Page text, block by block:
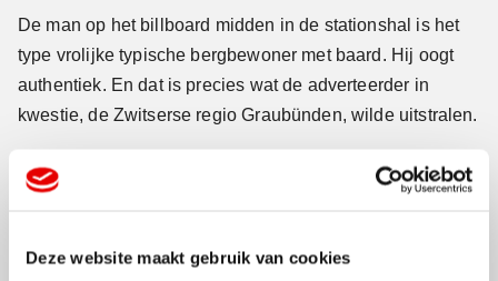
Deze website maakt gebruik van cookies
De man op het billboard midden in de stationshal is het
type vrolijke typische bergbewoner met baard. Hij oogt
authentiek. En dat is precies wat de adverteerder in
kwestie, de Zwitserse regio Graubünden, wilde uitstralen.
De reizigers op het station bleken erg gevoelig voor
baardmans. Enkelen van hen lieten zich via de
bergdorp Vrin. De veruit rustigste plaats in Zwitserland